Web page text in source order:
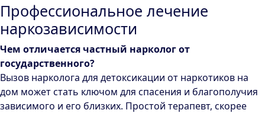
Профессиональное лечение
наркозависимости
Чем отличается частный нарколог от
государственного?
Вызов нарколога для детоксикации от наркотиков на
дом может стать ключом для спасения и благополучия
зависимого и его близких. Простой терапевт, скорее